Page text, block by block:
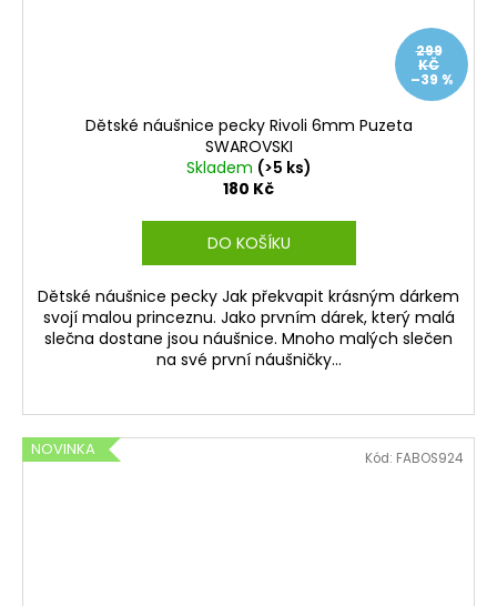
299
KČ
–39 %
Dětské náušnice pecky Rivoli 6mm Puzeta
SWAROVSKI
Skladem (>5 ks)
180 Kč
DO KOŠÍKU
Dětské náušnice pecky Jak překvapit krásným dárkem
svojí malou princeznu. Jako prvním dárek, který malá
slečna dostane jsou náušnice. Mnoho malých slečen
na své první náušničky...
NOVINKA Kód: FABOS924